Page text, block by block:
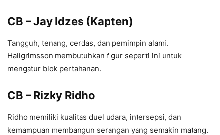
CB – Jay Idzes (Kapten)
Tangguh, tenang, cerdas, dan pemimpin alami.
Hallgrimsson membutuhkan figur seperti ini untuk
mengatur blok pertahanan.
CB – Rizky Ridho
Ridho memiliki kualitas duel udara, intersepsi, dan
kemampuan membangun serangan yang semakin matang.